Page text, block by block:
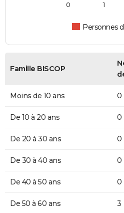
Personnes
0 1
Famille BISCOP
Moins de 10 ans 0
De 10 à 20 ans 0
De 20 à 30 ans 0
De 30 à 40 ans 0
De 40 à 50 ans 0
De 50 à 60 ans 3